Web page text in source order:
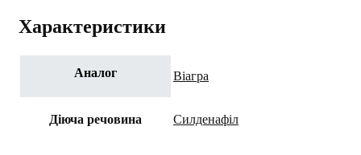
Характеристики
Аналог Віагра
Діюча речовина Силденафіл